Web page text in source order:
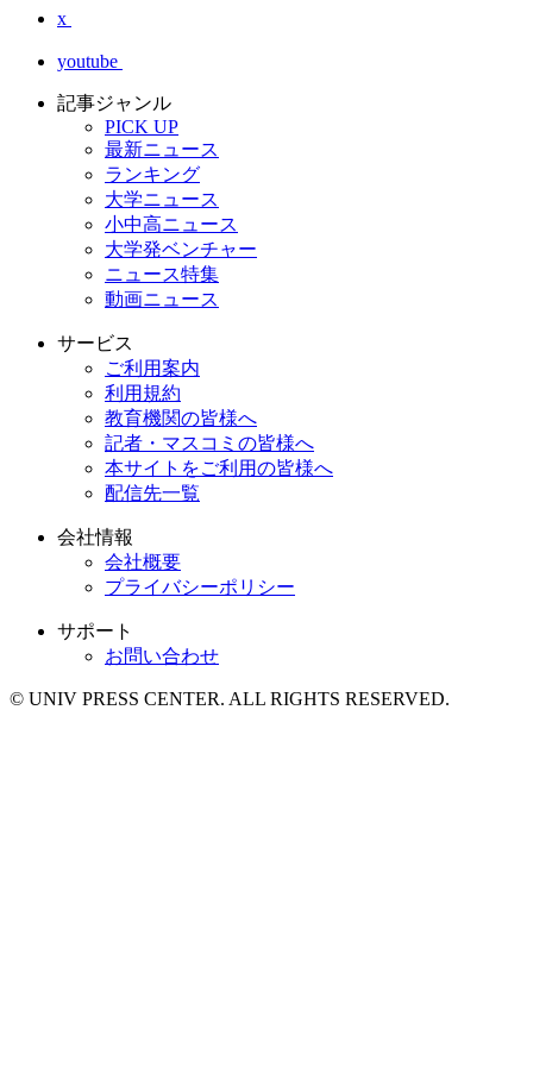
x
youtube
記事ジャンル
PICK UP
最新ニュース
ランキング
大学ニュース
小中高ニュース
大学発ベンチャー
ニュース特集
動画ニュース
サービス
ご利用案内
利用規約
教育機関の皆様へ
記者・マスコミの皆様へ
本サイトをご利用の皆様へ
配信先一覧
会社情報
会社概要
プライバシーポリシー
サポート
お問い合わせ
© UNIV PRESS CENTER. ALL RIGHTS RESERVED.